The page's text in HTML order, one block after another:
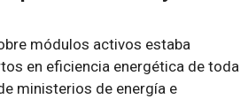
módulos activos estaba
en eficiencia energética de toda
ministerios de energía e